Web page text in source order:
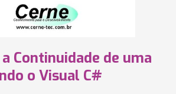
Continuidade de uma
o Visual C#